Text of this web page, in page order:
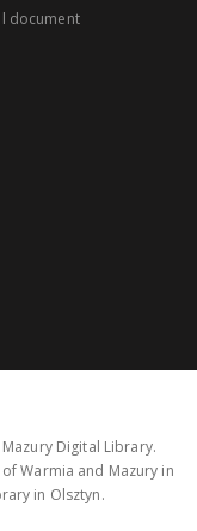
document
Digital Library.
Warmia and Mazury in
in Olsztyn.